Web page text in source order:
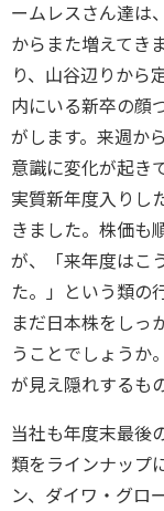
ームレスさん達は
からまた増えてき
り、山谷辺りから
内にいる新卒の顔
がします。来週か
意識に変化が起き
実質新年度入りし
きました。株価も
が、「来年度はこ
た。」という類の
まだ日本株をしっ
うことでしょうか
が見え隠れするも
当社も年度末最後
類をラインナップ
ン、ダイワ・グロ